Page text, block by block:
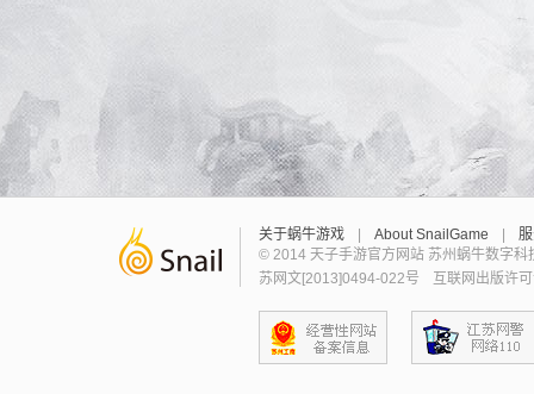
关于蜗牛游戏 About SnailGame
© 2014 天子手游官方网站 苏州蜗牛数字科
苏网文[2013]0494-022号
互联网出版许